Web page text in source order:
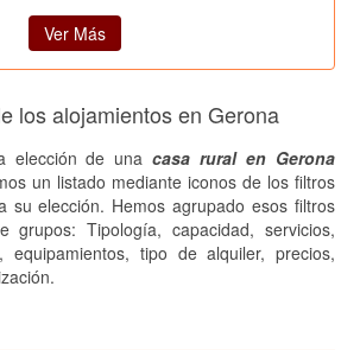
Ver Más
los alojamientos en Gerona
elección de unacasa rural en Gerona
un listado mediante iconos de los filtros
su elección. Hemos agrupado esos filtros
grupos: Tipología, capacidad, servicios,
equipamientos, tipo de alquiler, precios,